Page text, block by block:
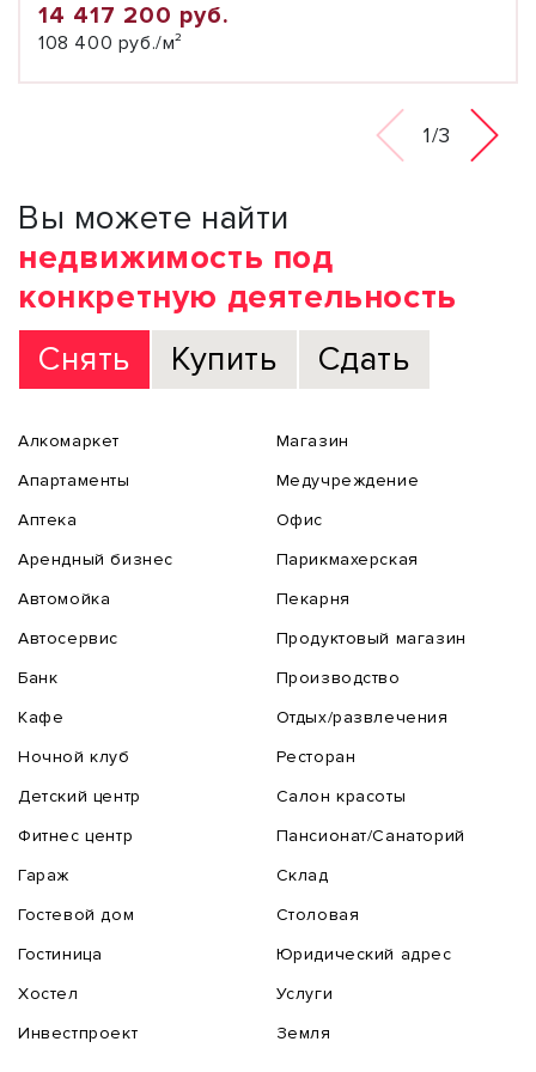
14 417 200 руб.
108 400 руб./м²
1/3
Вы можете найти
недвижимость под
конкретную деятельность
Снять
Купить Сдать
Алкомаркет
Апартаменты
Аптека
Арендный бизнес
Автомойка
Автосервис
Банк
Кафе
Ночной клуб
Детский центр
Фитнес центр
Гараж
Гостевой дом
Гостиница
Хостел
Инвестпроект
Магазин
Медучреждение
Офис
Парикмахерская
Пекарня
Продуктовый магазин
Производство
Отдых/развлечения
Ресторан
Салон красоты
Пансионат/Санаторий
Склад
Столовая
Юридический адрес
Услуги
Земля